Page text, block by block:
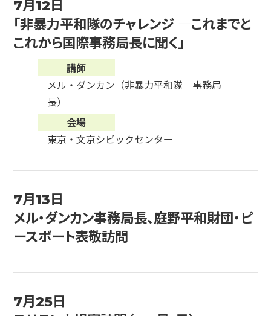
7月12日
「非暴力平和隊のチャレンジ ―これまでと
これから国際事務局長に聞く」
講師
メル・ダンカン（非暴力平和隊 事務局
長）
会場
東京・文京シビックセンター
7月13日
メル・ダンカン事務局長、庭野平和財団・ピ
ースボート表敬訪問
7月25日